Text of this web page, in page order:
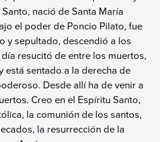
nació de Santa María
el poder de Poncio Pilato, fue
y sepultado, descendió a los
resucitó de entre los muertos,
está sentado a la derecha de
Desde allí ha de venir a
Creo en el Espíritu Santo,
la comunión de los santos,
la resurrección de la